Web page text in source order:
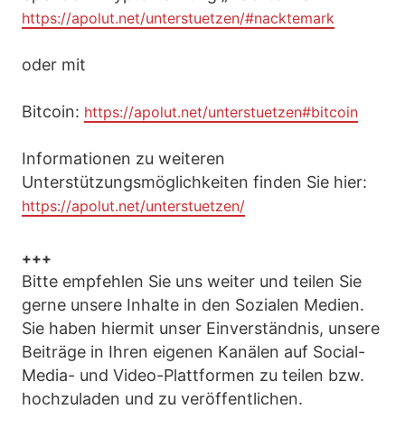
https://apolut.net/unterstuetzen/#nacktemark
oder mit
Bitcoin: https://apolut.net/unterstuetzen#bitcoin
Informationen zu weiteren
Unterstützungsmöglichkeiten finden Sie hier:
https://apolut.net/unterstuetzen/
+++
Bitte empfehlen Sie uns weiter und teilen Sie
gerne unsere Inhalte in den Sozialen Medien.
Sie haben hiermit unser Einverständnis, unsere
Beiträge in Ihren eigenen Kanälen auf Social-
Media- und Video-Plattformen zu teilen bzw.
hochzuladen und zu veröffentlichen.